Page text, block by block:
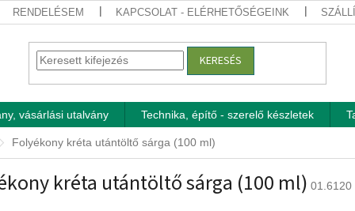
RENDELÉSEM KAPCSOLAT - ELÉRHETŐSÉGEINK
KERESÉS
vásárlási utalvány Technika, építő - szerelő készletek
Folyékony kréta utántöltő sárga (100 ml)
kréta utántöltő sárga (100 ml) 01.6120